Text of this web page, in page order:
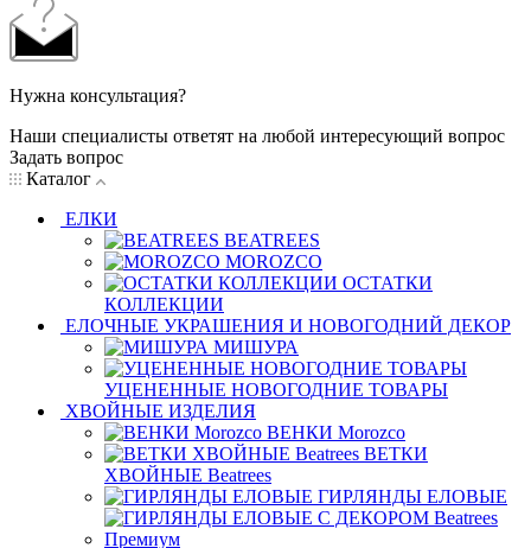
Нужна консультация?
Наши специалисты ответят на любой интересующий вопрос
Задать вопрос
Каталог
ЕЛКИ
BEATREES
MOROZCO
ОСТАТКИ
КОЛЛЕКЦИИ
ЕЛОЧНЫЕ УКРАШЕНИЯ И НОВОГОДНИЙ ДЕКОР
МИШУРА
УЦЕНЕННЫЕ НОВОГОДНИЕ ТОВАРЫ
ХВОЙНЫЕ ИЗДЕЛИЯ
ВЕНКИ Morozco
ВЕТКИ
ХВОЙНЫЕ Beatrees
ГИРЛЯНДЫ ЕЛОВЫЕ